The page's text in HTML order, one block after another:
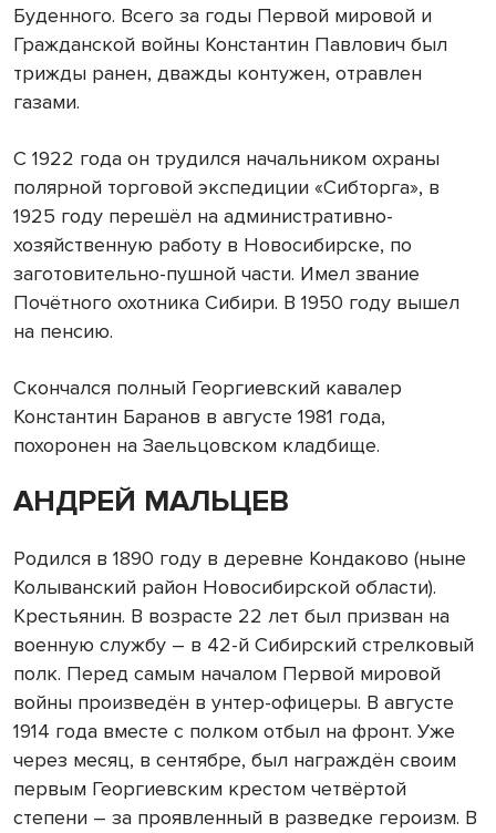
Буденного. Всего за годы Первой мировой и
Гражданской войны Константин Павлович был
трижды ранен, дважды контужен, отравлен
газами.
С 1922 года он трудился начальником охраны
полярной торговой экспедиции «Сибторга», в
1925 году перешёл на административно-
хозяйственную работу в Новосибирске, по
заготовительно-пушной части. Имел звание
Почётного охотника Сибири. В 1950 году вышел
на пенсию.
Скончался полный Георгиевский кавалер
Константин Баранов в августе 1981 года,
похоронен на Заельцовском кладбище.
АНДРЕЙ МАЛЬЦЕВ
Родился в 1890 году в деревне Кондаково (ныне
Колыванский район Новосибирской области).
Крестьянин. В возрасте 22 лет был призван на
военную службу – в 42-й Сибирский стрелковый
полк. Перед самым началом Первой мировой
войны произведён в унтер-офицеры. В августе
1914 года вместе с полком отбыл на фронт. Уже
через месяц, в сентябре, был награждён своим
первым Георгиевским крестом четвёртой
степени – за проявленный в разведке героизм. В